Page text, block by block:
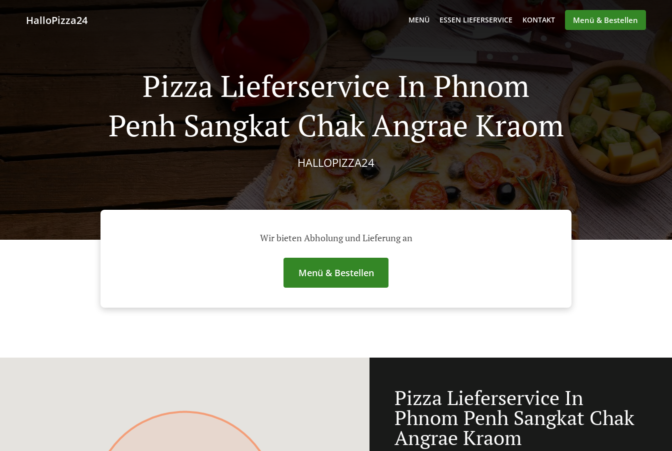
HalloPizza24 MENÜ ESSEN LIEFERSERVICE KONTAKT Menü & Bestellen
Pizza Lieferservice In Phnom
Penh Sangkat Chak Angrae Kraom
HALLOPIZZA24
Wir bieten Abholung und Lieferung an
Menü & Bestellen
Pizza Lieferservice In
Phnom Penh Sangkat Chak
Angrae Kraom